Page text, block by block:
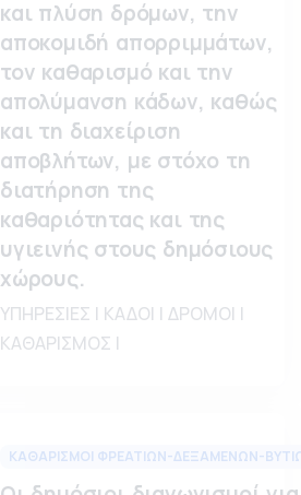
και πλύση δρόμων, την
αποκομιδή απορριμμάτων,
τον καθαρισμό και την
απολύμανση κάδων, καθώς
και τη διαχείριση
αποβλήτων, με στόχο τη
διατήρηση της
καθαριότητας και της
υγιεινής στους δημόσιους
χώρους.
ΥΠΗΡΕΣΙΕΣ | ΚΑΔΟΙ | ΔΡΟΜΟΙ |
ΚΑΘΑΡΙΣΜΟΣ |
ΚΑΘΑΡΙΣΜΟΙ ΦΡΕΑΤΙΩΝ-ΔΕΞΑΜΕΝΩΝ-